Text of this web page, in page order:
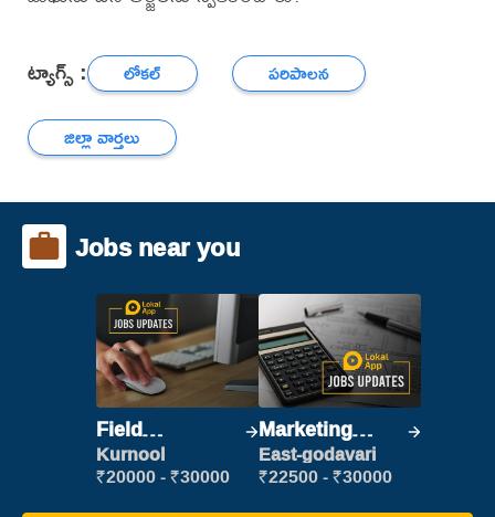
ట్యాగ్స్ : లోకల్
పరిపాలన
జిల్లా వార్తలు
Jobs near you
Field
Marketing
Executive
Kurnool
₹20000 - ₹30000
Marketing
Executive
East-godavari
₹22500 - ₹30000